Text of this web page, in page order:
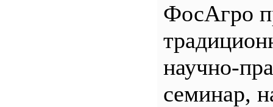
ФосАгро
научно-
семинар,